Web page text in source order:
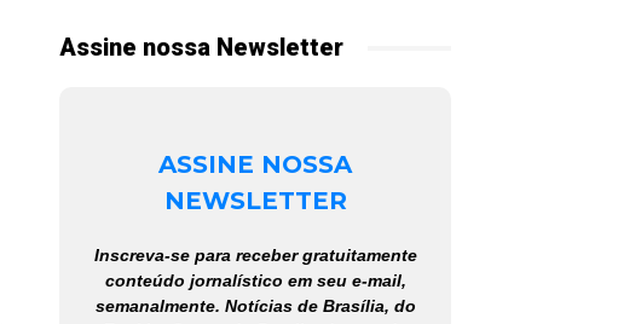
Assine nossa Newsletter
ASSINE NOSSA
NEWSLETTER
Inscreva-se para receber gratuitamente
conteúdo jornalístico em seu e-mail,
semanalmente. Notícias de Brasília, do